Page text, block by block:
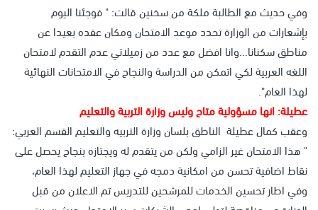
وفي حديث مع الطالبة ملكة من سخنين قالت: " فوجئنا اليوم
بإشعارات من الوزارة تحدد موعد الامتحان ومكان عقده بعيدا عن
مناطق سكنانا...وانا افضل مع عدد من زميلاتي عدم التقدم لامتحان
اللغه العربية لكي اتمكن من الدراسة والنجاح في الامتحانات النهائية
لهذا العام".
عطيلة: انها مسؤولية متاح وليس وزارة التربية والتعليم
وعقب كمال عطيلة الناطق بلسان وزارة التربيه والتعليم القسم العربي:
" هذا الامتحان غير الزامي ولكن من يتقدم له ويجتازه بنجاح يحصل على
نقاط اضافية تحسن من امكانية دمجه في جهاز التعليم لهذا العام،
وفي اطار تحسين الخدمات للمرشحين للتدريس تم الاعلان من قبل